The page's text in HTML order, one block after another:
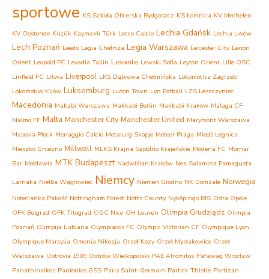
sportowe KS Szkoła Oficerska Bydgoszcz KS Łomnica KV Mechelen
KV Oostende Küçük Kaymaklı Türk Lecco Calcio Lechia Gdańsk Lechia Lwów
Lech Poznań Leeds Legia Chełmża Legia Warszawa Leicester City Leiton
Orient Leopold FC Levadia Tallin Levante Lewski Sofia Leyton Orient Lille OSC
Linfield FC Litwa Liverpool LKS Dąbrowa Chełmińska Lokomotiva Zagrzeb
Lokomotiw Kijów Luksemburg Luton Town Lyn Fotball LZS Leszczyniec
Macedonia Makabi Warszawa Makkabi Berlin Makkabi Kraków Malaga CF
Malmo FF Malta Manchester City Manchester United Marymont Warszawa
Masovia Płock Menaggio Calcio Metalurg Skopje Meteor Praga Miedź Legnica
Mieszko Gniezno Millwall MLKS Krajna Sępólno Krajeńskie Modena FC Mornar
Bar Mołdawia MTK Budapeszt Nadwiślan Kraków Nea Salamina Famagusta
Larnaka Nielba Wągrowiec Niemcy Niemen Grodno NK Domzale Norwegia
Notecianka Pakość Nottingham Forest Notts County Nyköpings BIS Odra Opole
OFK Belgrad OFK Titograd OGC Nice OH Leuven Olimpia Grudziądz Olimpia
Poznań Olimpija Lublana Olympiacos FC Olympic Victorian CF Olympique Lyon
Olympique Marsylia Omonia Nikozja Orzeł Kozy Orzeł Mysłakowice Orzeł
Warszawa Ostrovia 1909 Ostrów Wielkopolski PAE Atromitos Pafawag Wrocław
Panathinaikos Panionios GSS Paris Saint-Germain Partick Thistle Partizan